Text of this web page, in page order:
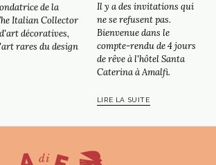
de la
Italian Collector
décoratives,
rares du design
Il y a des invitations qui
ne se refusent pas.
Bienvenue dans le
compte-rendu de 4 jours
de rêve à l'hôtel Santa
Caterina à Amalfi.
LIRE LA SUITE